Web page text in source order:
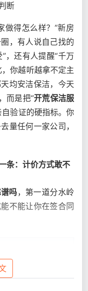
断
做得怎么样？”新房
，有人说自己找的
，还有人提醒“千万
你越听越拿不定主
均安洁保洁，今天
而是把“开荒保洁服
验证的硬指标。你
量任何一家公司，
条：计价方式敢不
吗，第一道分水岭
不能让你在签合同
靠谱的表现（天均安
洁标准）